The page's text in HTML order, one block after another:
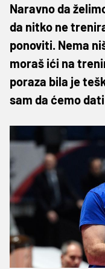
Naravno da
da nitko ne
ponoviti. Nema
moraš ići na
poraza bila je
sam da ćemo